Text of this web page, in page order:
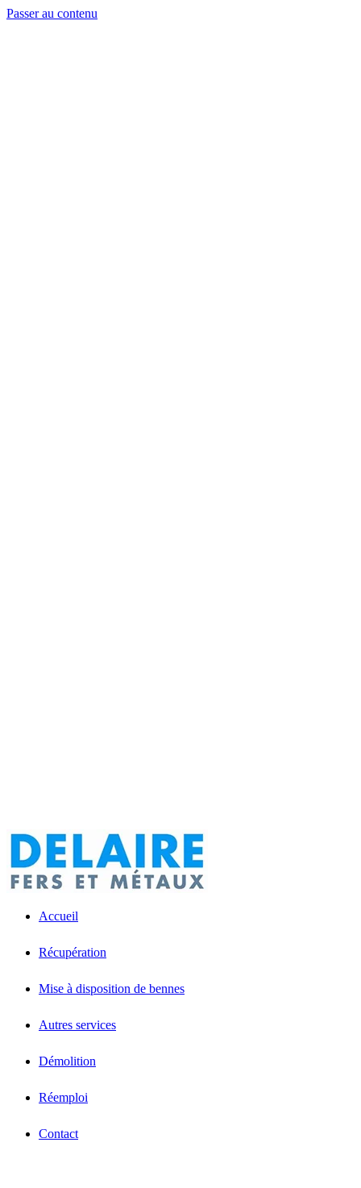
Passer au contenu
Accueil
Récupération
Mise à disposition de bennes
Autres services
Démolition
Réemploi
Contact